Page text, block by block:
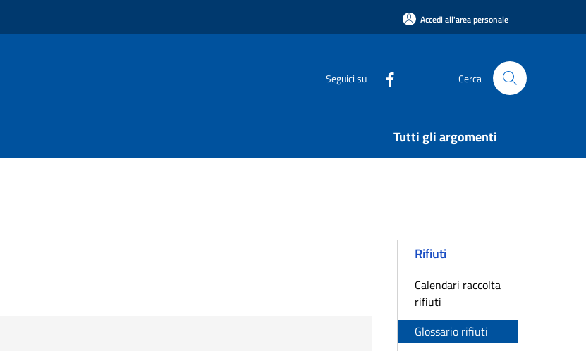
Accedi all'area personale
Seguici su Cerca
Tutti gli argomenti
Rifiuti
Calendari raccolta
rifiuti
Glossario rifiuti